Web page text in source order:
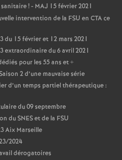
sanitaire! - MAJ 15 février 2021
intervention de la FSU en CTA ce
du 15 février et 12 mars 2021
extraordinaire du 6 avril 2021
pour les 55 ans et +
2 d’une mauvaise série
d’un temps partiel thérapeutique :
du 09 septembre
du SNES et de la FSU
Aix Marseille
2024
dérogatoires